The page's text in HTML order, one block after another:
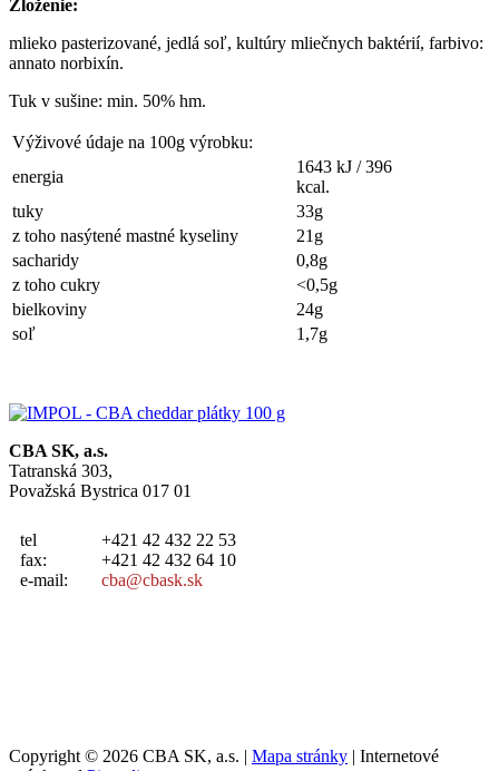
Zloženie:
mlieko pasterizované, jedlá soľ, kultúry mliečnych baktérií, farbivo:
annato norbixín.
Tuk v sušine: min. 50% hm.
Výživové údaje na 100g výrobku:
energia
1643 kJ / 396
kcal.
tuky
33g
z toho nasýtené mastné kyseliny
21g
sacharidy
0,8g
z toho cukry
<0,5g
bielkoviny
24g
soľ
1,7g
CBA SK, a.s.
Tatranská 303,
Považská Bystrica 017 01
tel
fax:
e-mail:
+421 42 432 22 53
+421 42 432 64 10
cba@cbask.sk
Copyright © 2026 CBA SK, a.s. | Mapa stránky | Internetové